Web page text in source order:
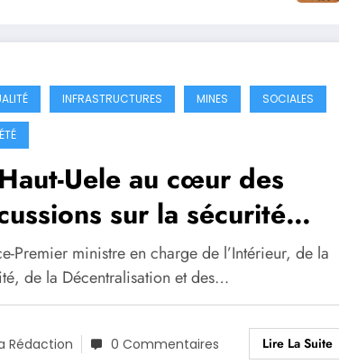
INFRASTRUCTURES MINES SOCIALES
Uele au cœur des
sur la sécurité
à Kisangani
Premier ministre en charge de l’Intérieur, de la
de la Décentralisation et des…
Rédaction 0 Commentaires Lire La Suite